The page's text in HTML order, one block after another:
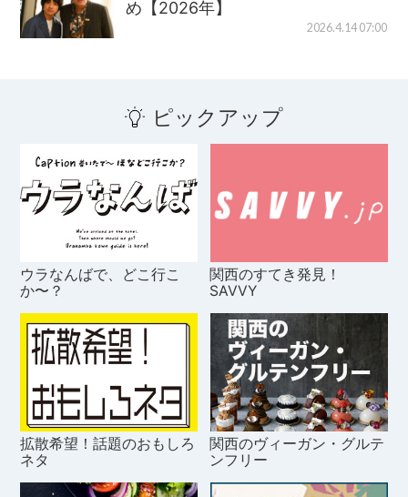
め【2026年】
2026.4.14 07:00
ピックアップ
ウラなんばで、どこ行こ
か〜？
関西のすてき発見！
SAVVY
拡散希望！話題のおもしろ
ネタ
関西のヴィーガン・グルテ
ンフリー